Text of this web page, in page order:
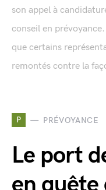
son appel à
conseil en
que certains
remontés contre la
P PRÉVOYANCE
Le port